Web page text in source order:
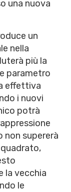
una nuova
un
nella
più la
parametro
effettiva
i nuovi
potrà
non supererà
la vecchia
le